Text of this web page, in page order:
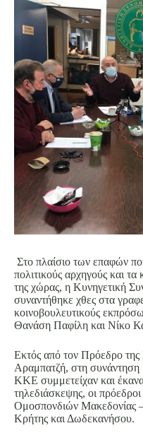
Στο πλαίσιο των επαφών
πολιτικούς αρχηγούς και
της χώρας, η Κυνηγετική
συναντήθηκε χθες στα
κοινοβουλευτικούς
Θανάση Παφίλη και Νίκο
Εκτός από τον Πρόεδρο της
Αραμπατζή, στη συνάντηση
ΚΚΕ συμμετείχαν και
τηλεδιάσκεψης, οι
Ομοσπονδιών Μακεδονίας
Κρήτης και Δωδεκανήσου.